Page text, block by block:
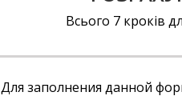
Всього 7 кроків
Для заполнения данной